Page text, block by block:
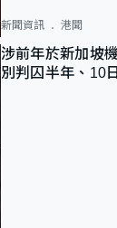
新聞資訊 港聞
涉前年於新加坡
別判囚半年、10日